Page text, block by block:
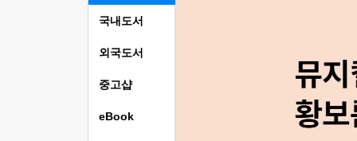
국내도서
외국도서
중고샵
eBook